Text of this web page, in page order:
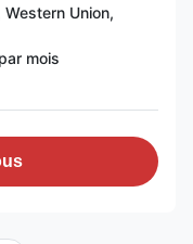
Western Union,
mois